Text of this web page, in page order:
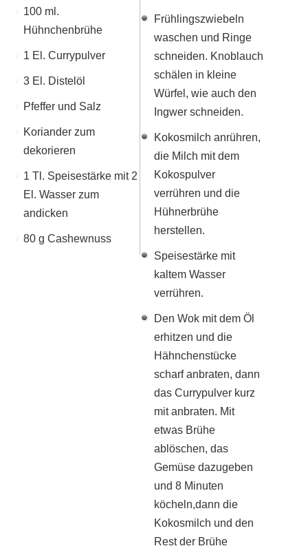
100 ml.
Hühnchenbrühe
1 El. Currypulver
3 El. Distelöl
Pfeffer und Salz
Koriander zum
dekorieren
1 Tl. Speisestärke mit 2
El. Wasser zum
andicken
80 g Cashewnuss
Frühlingszwiebeln
waschen und Ringe
schneiden. Knoblauch
schälen in kleine
Würfel, wie auch den
Ingwer schneiden.
Kokosmilch anrühren,
die Milch mit dem
Kokospulver
verrühren und die
Hühnerbrühe
herstellen.
Speisestärke mit
kaltem Wasser
verrühren.
Den Wok mit dem Öl
erhitzen und die
Hähnchenstücke
scharf anbraten, dann
das Currypulver kurz
mit anbraten. Mit
etwas Brühe
ablöschen, das
Gemüse dazugeben
und 8 Minuten
köcheln,dann die
Kokosmilch und den
Rest der Brühe